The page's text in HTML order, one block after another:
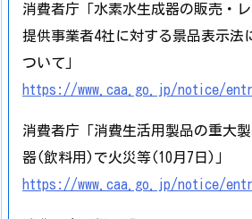
消費者庁「水素水生成器の販売・
提供事業者4社に対する景品表示法
ついて」
https://www.caa.go.jp/notice/
消費者庁「消費生活用製品の重大
器(飲料用)で火災等(10月7日)」
https://www.caa.go.jp/notice/